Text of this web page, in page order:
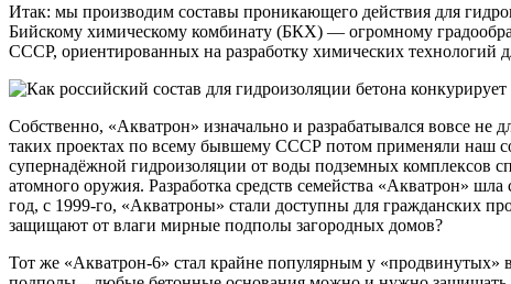
Итак: мы производим составы проникающего действия для
Бийскому химическому комбинату (БКХ) — огромному
СССР, ориентированных на разработку химических технологий
Собственно, «Акватрон» изначально и разрабатывался вовсе не
таких проектах по всему бывшему СССР потом применяли наш
супернадёжной гидроизоляции от воды подземных комплексов
атомного оружия. Разработка средств семейства «Акватрон»
год, с 1999-го, «Акватроны» стали доступны для гражданских
защищают от влаги мирные подполы загородных домов?
Тот же «Акватрон-6» стал крайне популярным у «продвинутых»